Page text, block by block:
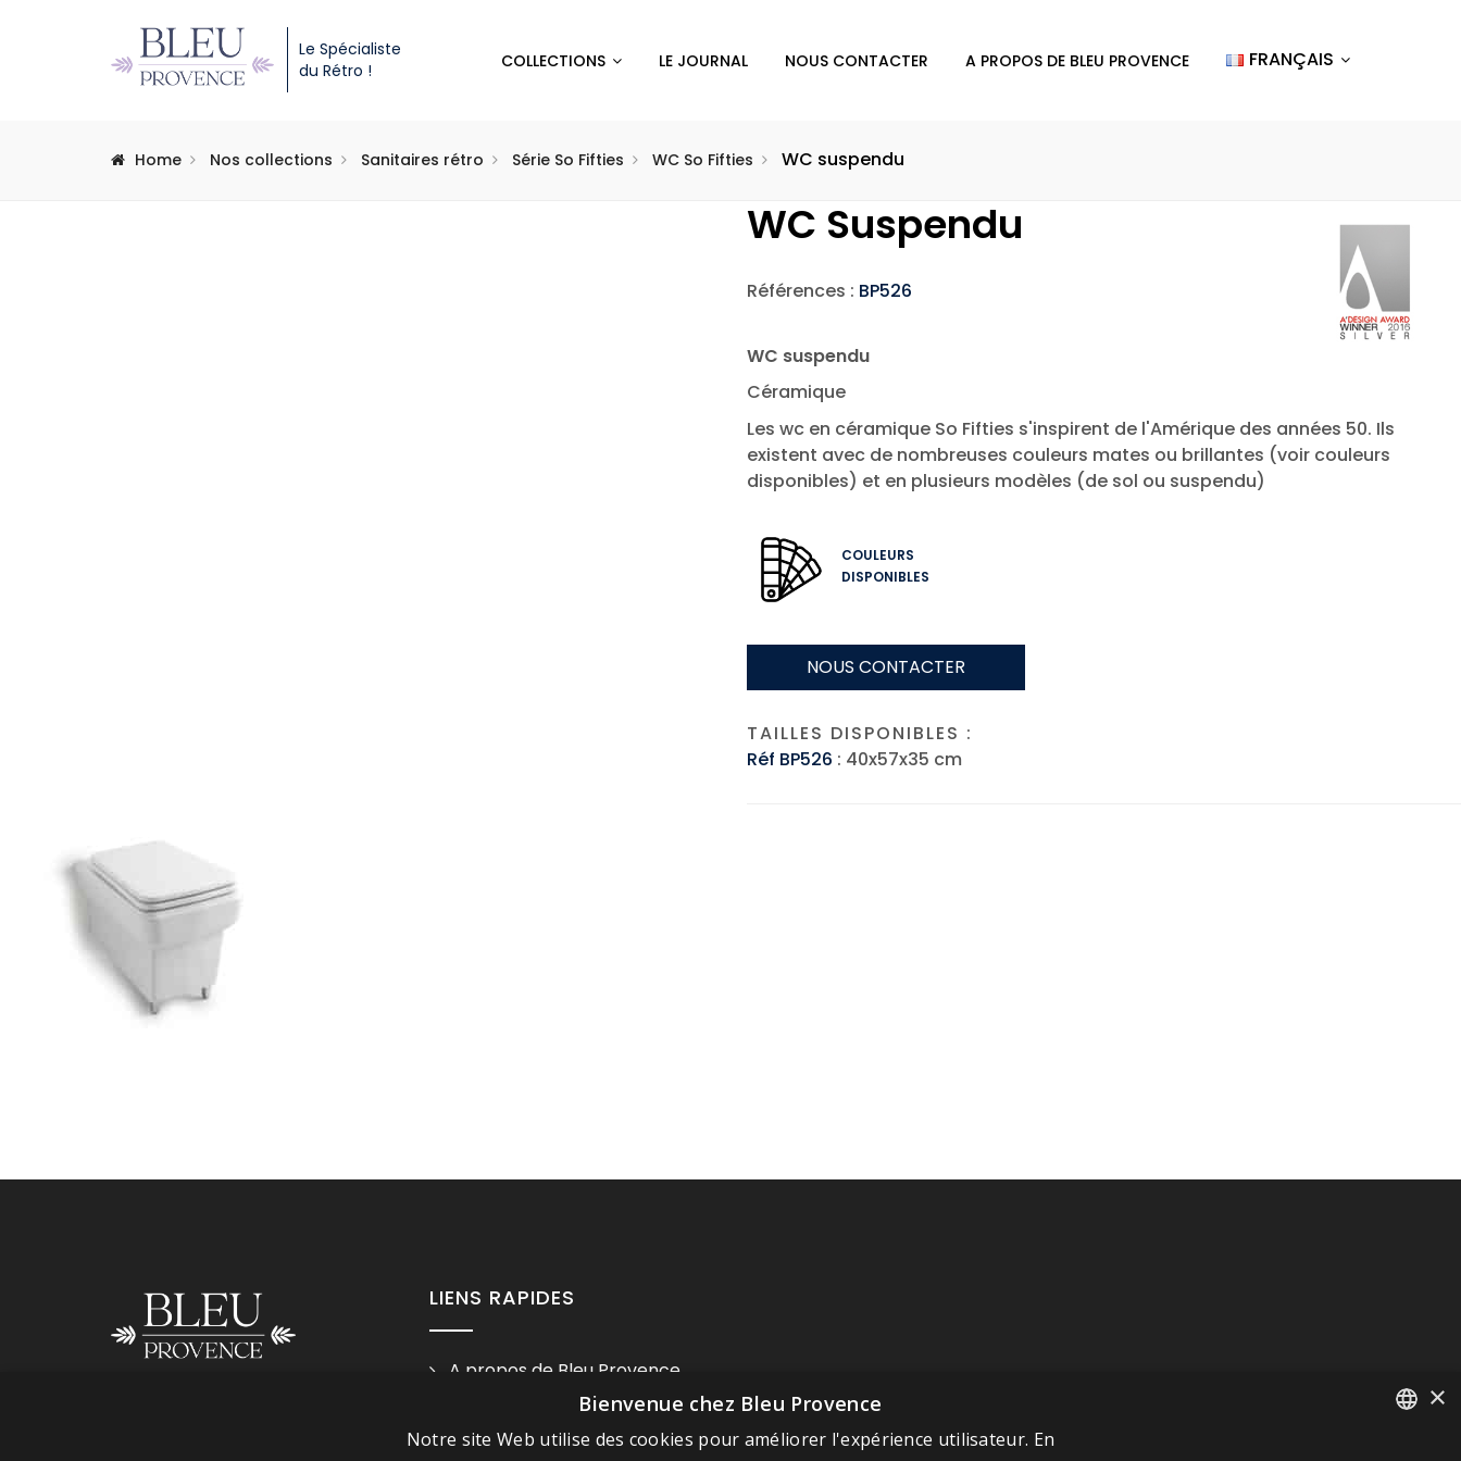
Le Spécialiste
du Rétro !
COLLECTIONS LE JOURNAL NOUS CONTACTER A PROPOS DE BLEU PROVENCE FRANÇAIS
Home Nos collections Sanitaires rétro Série So Fifties WC So Fifties WC suspendu
WC Suspendu
Références : BP526
WC suspendu
Céramique
Les wc en céramique So Fifties s'inspirent de l'Amérique des années 50. Ils
existent avec de nombreuses couleurs mates ou brillantes (voir couleurs
disponibles) et en plusieurs modèles (de sol ou suspendu)
COULEURS
DISPONIBLES
NOUS CONTACTER
TAILLES DISPONIBLES :
Réf BP526 : 40x57x35 cm
LIENS RAPIDES
A propos de Bleu Provence
Mentions légales
Conditions de vente
×
Bienvenue chez Bleu Provence
Notre site Web utilise des cookies pour améliorer l'expérience utilisateur. En